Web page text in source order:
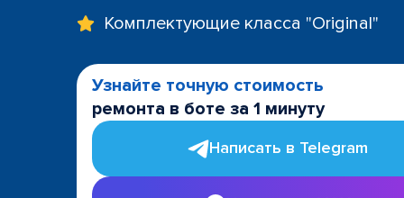
Комплектующие класса "Original"
Узнайте точную стоимость
ремонта в боте за 1 минуту
Написать в Telegram